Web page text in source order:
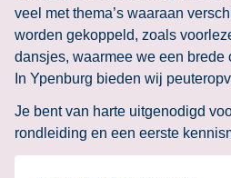
veel met thema’s waaraan
worden gekoppeld, zoals
dansjes, waarmee we een brede
In Ypenburg bieden wij
Je bent van harte uitgenodigd
rondleiding en een eerste